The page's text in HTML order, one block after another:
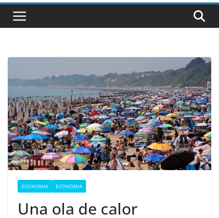
ECONOMIA ECONOMIA
Una ola de calor